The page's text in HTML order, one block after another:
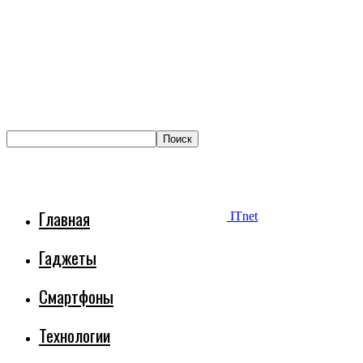
ITnet
Главная
Гаджеты
Смартфоны
Технологии